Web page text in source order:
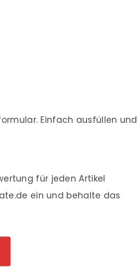
Einfach ausfüllen und
für jeden Artikel
ein und behalte das